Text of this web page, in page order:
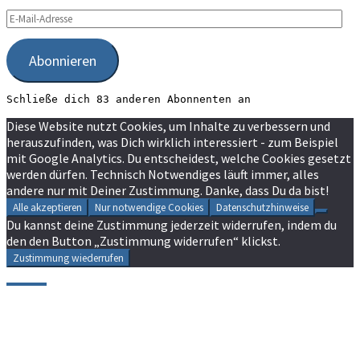
E-
Mail-
Adresse
Abonnieren
Schließe dich 83 anderen Abonnenten an
Diese Website nutzt Cookies, um Inhalte zu verbessern und
herauszufinden, was Dich wirklich interessiert - zum Beispiel
mit Google Analytics. Du entscheidest, welche Cookies gesetzt
werden dürfen. Technisch Notwendiges läuft immer, alles
andere nur mit Deiner Zustimmung. Danke, dass Du da bist!
Alle akzeptieren Nur notwendige Cookies Datenschutzhinweise
Du kannst deine Zustimmung jederzeit widerrufen, indem du
den den Button „Zustimmung widerrufen“ klickst.
Zustimmung wiederrufen